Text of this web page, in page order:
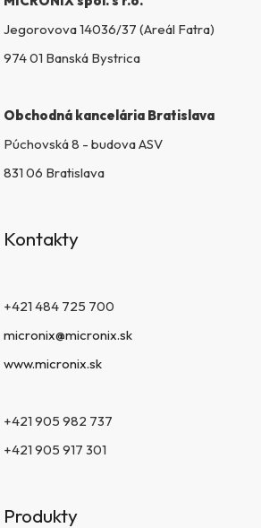
v
u
Jegorovova 14036/37 (Areál Fatra)
974 01 Banská Bystrica
Obchodná kancelária Bratislava
Púchovská 8 - budova ASV
831 06 Bratislava
Kontakty
+421 484 725 700
micronix@micronix.sk
www.micronix.sk
+421 905 982 737
+421 905 917 301
Produkty